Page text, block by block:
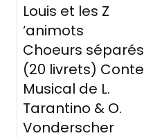
Louis et les Z
‘animots
Choeurs séparés
(20 livrets) Conte
Musical de L.
Tarantino & O.
Vonderscher